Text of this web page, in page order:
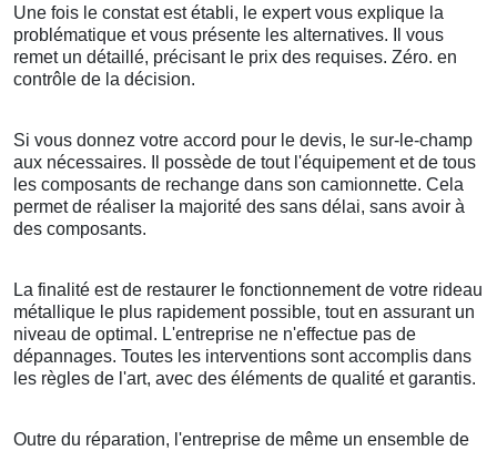
Une fois le constat est établi, le expert vous explique la
problématique et vous présente les alternatives. Il vous
remet un détaillé, précisant le prix des requises. Zéro. en
contrôle de la décision.
Si vous donnez votre accord pour le devis, le sur-le-champ
aux nécessaires. Il possède de tout l'équipement et de tous
les composants de rechange dans son camionnette. Cela
permet de réaliser la majorité des sans délai, sans avoir à
des composants.
La finalité est de restaurer le fonctionnement de votre rideau
métallique le plus rapidement possible, tout en assurant un
niveau de optimal. L'entreprise ne n'effectue pas de
dépannages. Toutes les interventions sont accomplis dans
les règles de l'art, avec des éléments de qualité et garantis.
Outre du réparation, l'entreprise de même un ensemble de